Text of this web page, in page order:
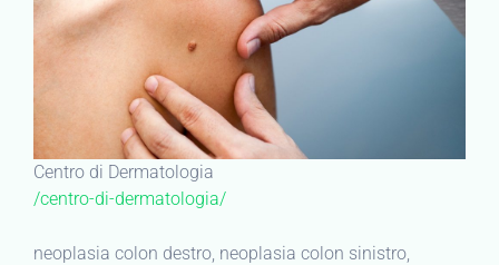
Centro di Dermatologia
/centro-di-dermatologia/
neoplasia colon destro, neoplasia colon sinistro,